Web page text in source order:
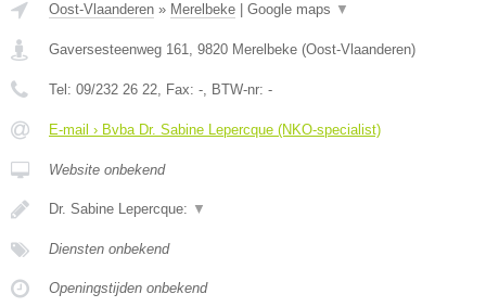
Oost-Vlaanderen » Merelbeke Google maps ▼
Gaversesteenweg 161, 9820 Merelbeke (Oost-Vlaanderen)
Tel: 09/232 26 22, Fax: -, BTW-nr: -
E-mail › Bvba Dr. Sabine Lepercque (NKO-specialist)
Website onbekend
Dr. Sabine Lepercque: ▼
Diensten onbekend
Openingstijden onbekend